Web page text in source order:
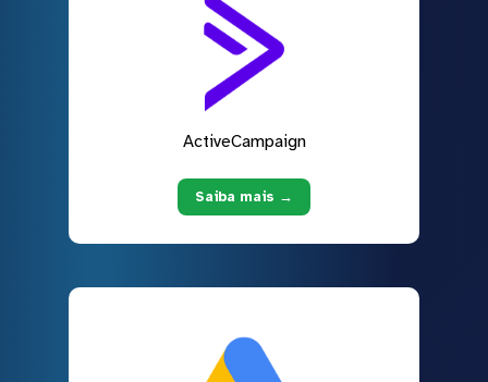
ActiveCampaign
Saiba mais →